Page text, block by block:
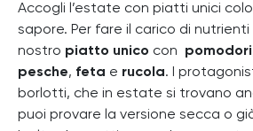
Accogli l’estate con piatti unici
sapore. Per fare il carico di nutrienti
nostro piatto unico con pomodori
pesche, feta e rucola. I
borlotti, che in estate si trovano
puoi provare la versione secca o